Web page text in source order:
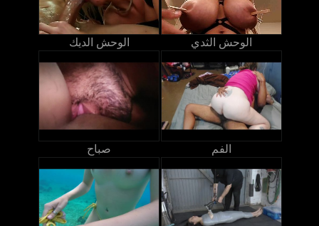
الوحش الديك الوحش الثدي
صباح الفم